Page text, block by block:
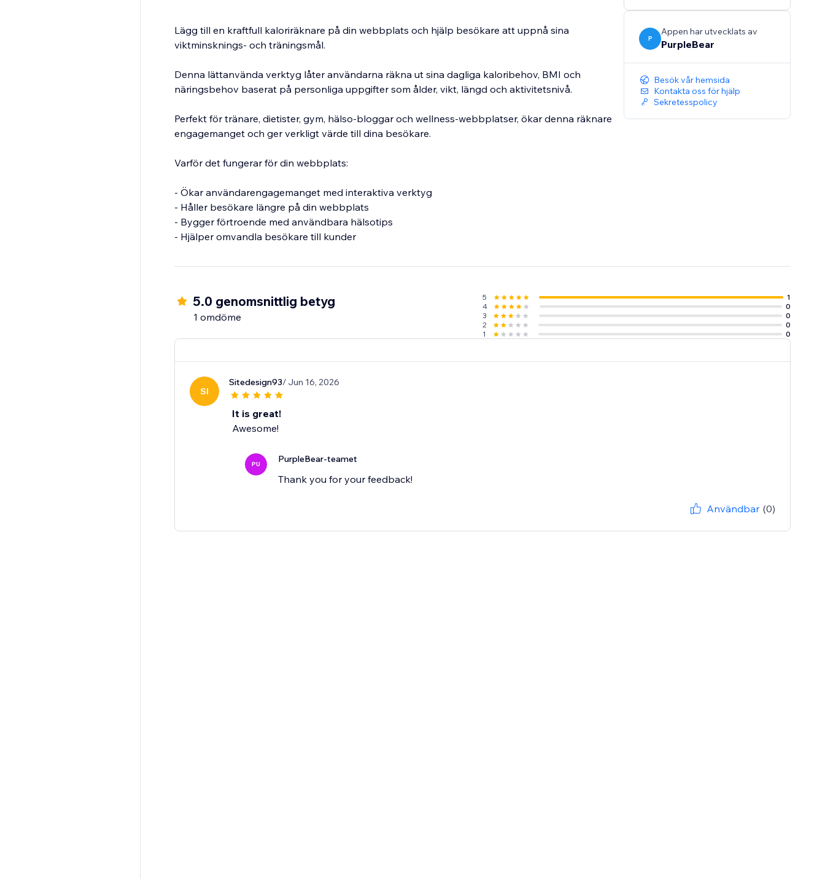
Lägg till en kraftfull kaloriräknare på din webbplats och hjälp besökare att uppnå sina
viktminsknings- och träningsmål.
Denna lättanvända verktyg låter användarna räkna ut sina dagliga kaloribehov, BMI och
näringsbehov baserat på personliga uppgifter som ålder, vikt, längd och aktivitetsnivå.
Perfekt för tränare, dietister, gym, hälso-bloggar och wellness-webbplatser, ökar denna räknare
engagemanget och ger verkligt värde till dina besökare.
Varför det fungerar för din webbplats:
- Ökar användarengagemanget med interaktiva verktyg
- Håller besökare längre på din webbplats
- Bygger förtroende med användbara hälsotips
- Hjälper omvandla besökare till kunder
P
Appen har utvecklats av
PurpleBear
Besök vår hemsida
Kontakta oss för hjälp
Sekretesspolicy
5.0 genomsnittlig betyg
1 omdöme
5
1
4
0
3
0
2
0
1
0
SI
Sitedesign93/ Jun 16, 2026
It is great!
Awesome!
PU PurpleBear-teamet
Thank you for your feedback!
Användbar (0)